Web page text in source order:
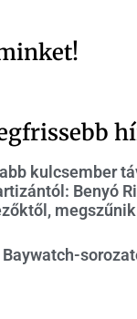
kulcsember
Benyó
Baywatch-